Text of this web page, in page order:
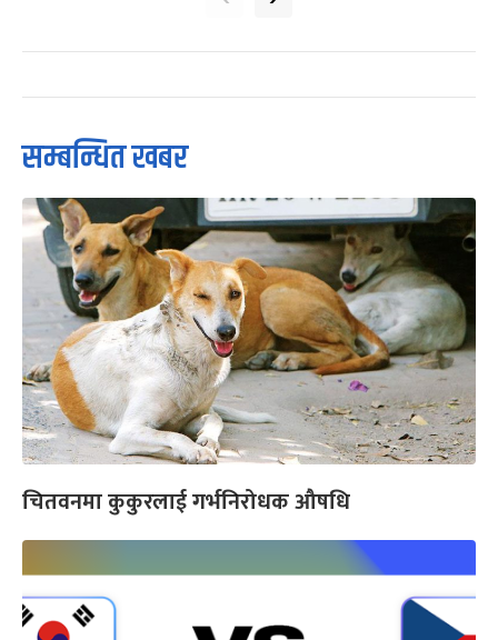
सम्बन्धित खबर
चितवनमा कुकुरलाई गर्भनिरोधक औषधि